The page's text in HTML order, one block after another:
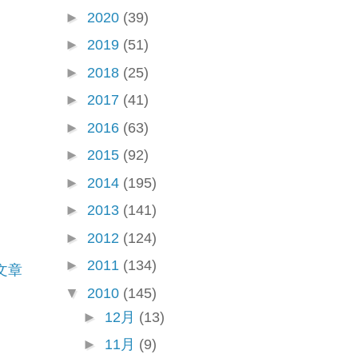
章
► 2020 (39)
► 2019 (51)
► 2018 (25)
► 2017 (41)
► 2016 (63)
► 2015 (92)
► 2014 (195)
► 2013 (141)
► 2012 (124)
► 2011 (134)
▼ 2010 (145)
► 12月 (13)
► 11月 (9)